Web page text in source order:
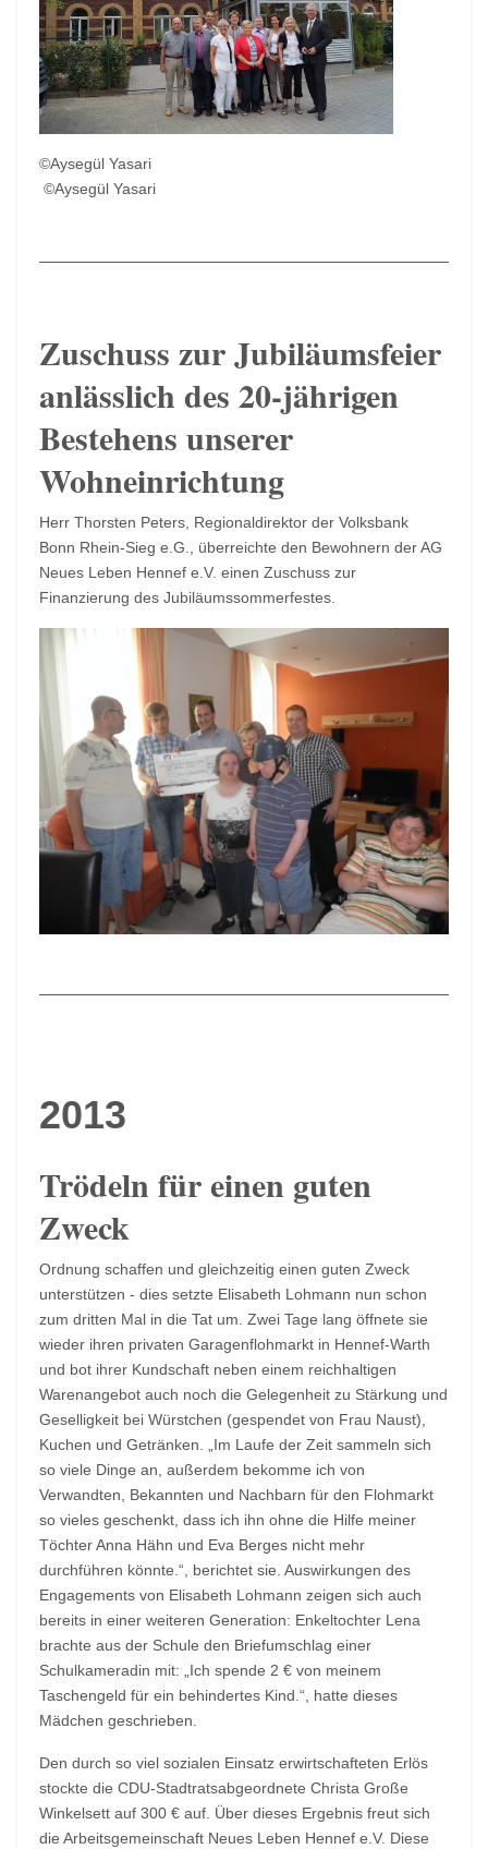
©Aysegül Yasari
©Aysegül Yasari
Zuschuss zur Jubiläumsfeier
anlässlich des 20-jährigen
Bestehens unserer
Wohneinrichtung
Herr Thorsten Peters, Regionaldirektor der Volksbank
Bonn Rhein-Sieg e.G., überreichte den Bewohnern der AG
Neues Leben Hennef e.V. einen Zuschuss zur
Finanzierung des Jubiläumssommerfestes.
2013
Trödeln für einen guten
Zweck
Ordnung schaffen und gleichzeitig einen guten Zweck
unterstützen - dies setzte Elisabeth Lohmann nun schon
zum dritten Mal in die Tat um. Zwei Tage lang öffnete sie
wieder ihren privaten Garagenflohmarkt in Hennef-Warth
und bot ihrer Kundschaft neben einem reichhaltigen
Warenangebot auch noch die Gelegenheit zu Stärkung und
Geselligkeit bei Würstchen (gespendet von Frau Naust),
Kuchen und Getränken. „Im Laufe der Zeit sammeln sich
so viele Dinge an, außerdem bekomme ich von
Verwandten, Bekannten und Nachbarn für den Flohmarkt
so vieles geschenkt, dass ich ihn ohne die Hilfe meiner
Töchter Anna Hähn und Eva Berges nicht mehr
durchführen könnte.“, berichtet sie. Auswirkungen des
Engagements von Elisabeth Lohmann zeigen sich auch
bereits in einer weiteren Generation: Enkeltochter Lena
brachte aus der Schule den Briefumschlag einer
Schulkameradin mit: „Ich spende 2 € von meinem
Taschengeld für ein behindertes Kind.“, hatte dieses
Mädchen geschrieben.
Den durch so viel sozialen Einsatz erwirtschafteten Erlös
stockte die CDU-Stadtratsabgeordnete Christa Große
Winkelsett auf 300 € auf. Über dieses Ergebnis freut sich
die Arbeitsgemeinschaft Neues Leben Hennef e.V. Diese